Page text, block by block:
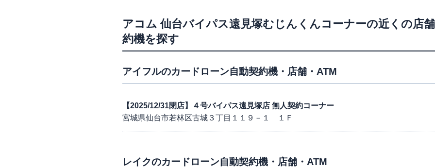
アコム 仙台バイパス遠見塚むじんくんコーナーの近くの店
約機を探す
アイフルのカードローン自動契約機・店舗・ATM
【2025/12/31閉店】４号バイパス遠見塚店 無人契約コーナー
宮城県仙台市若林区古城３丁目１１９－１ １Ｆ
レイクのカードローン自動契約機・店舗・ATM